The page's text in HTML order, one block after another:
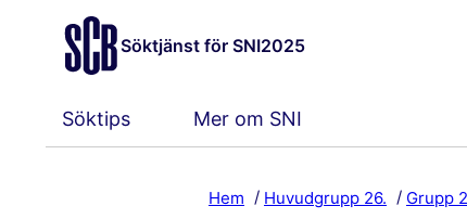
Söktjänst för SNI2025
Söktips Mer om SNI
Hem Huvudgrupp 26. Grupp